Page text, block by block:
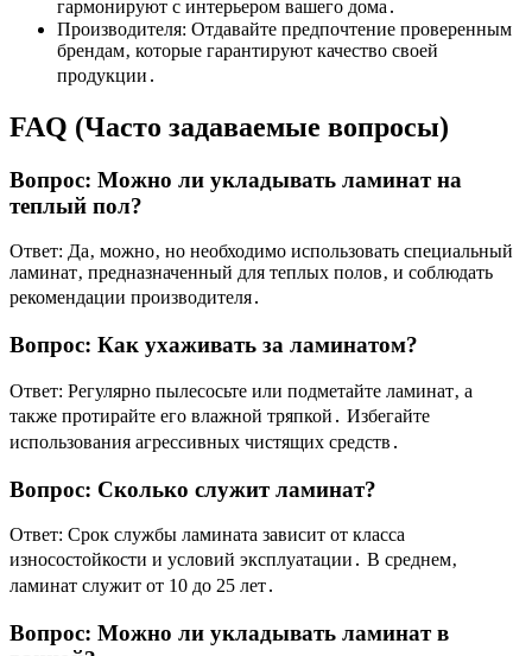
гармонируют с интерьером вашего дома․
Производителя: Отдавайте предпочтение проверенным
брендам‚ которые гарантируют качество своей
продукции․
FAQ (Часто задаваемые вопросы)
Вопрос: Можно ли укладывать ламинат на
теплый пол?
Ответ: Да‚ можно‚ но необходимо использовать специальный
ламинат‚ предназначенный для теплых полов‚ и соблюдать
рекомендации производителя․
Вопрос: Как ухаживать за ламинатом?
Ответ: Регулярно пылесосьте или подметайте ламинат‚ а
также протирайте его влажной тряпкой․ Избегайте
использования агрессивных чистящих средств․
Вопрос: Сколько служит ламинат?
Ответ: Срок службы ламината зависит от класса
износостойкости и условий эксплуатации․ В среднем‚
ламинат служит от 10 до 25 лет․
Вопрос: Можно ли укладывать ламинат в